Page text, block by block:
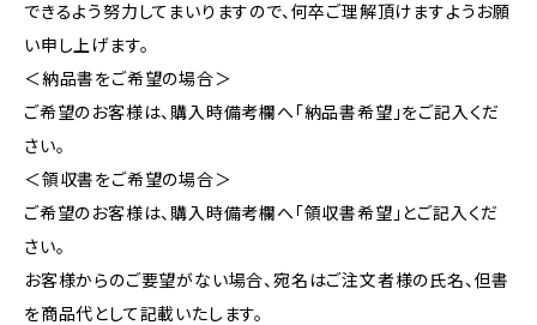
できるよう努力してまいりますので、何卒ご理解頂けますようお願
い申し上げます。
＜納品書をご希望の場合＞
ご希望のお客様は、購入時備考欄へ「納品書希望」をご記入くだ
さい。
＜領収書をご希望の場合＞
ご希望のお客様は、購入時備考欄へ「領収書希望」とご記入くだ
さい。
お客様からのご要望がない場合、宛名はご注文者様の氏名、但書
を商品代として記載いたします。